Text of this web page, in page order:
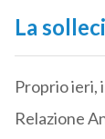
La
Proprio ieri,
Relazione